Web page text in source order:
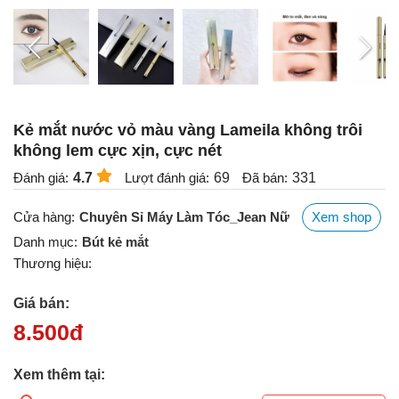
Kẻ mắt nước vỏ màu vàng Lameila không trôi
không lem cực xịn, cực nét
Đánh giá: 4.7 Lượt đánh giá: 69 Đã bán: 331
Cửa hàng: Chuyên Sỉ Máy Làm Tóc_Jean Nữ
Xem shop
Danh mục: Bút kẻ mắt
Thương hiệu:
Giá bán:
8.500đ
Xem thêm tại: